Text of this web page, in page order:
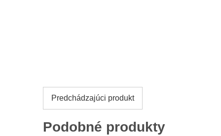
Predchádzajúci produkt
Podobné produkty